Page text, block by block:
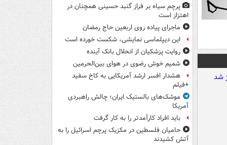
پرچم سیاه بر فراز گنبد حسینی همچنان در
اهتزاز است
ماجرای پیاده روی اربعین حاج رمضان
این دیپلماسی نمایشی، شکست خورده است
روایت پزشکیان از انحلال بانک آینده
شمیم خوش رضوی در هوای بین‌الحرمین
هشدار افسر ارشد آمریکایی به کاخ سفید
+فیلم
موشک‌های بالستیک ایران؛ چالش راهبردی
آمریکا
باید افراد کارآمدتر را به کار گرفت
حامیان فلسطین در مکزیک پرچم اسرائیل را به
آتش کشیدند